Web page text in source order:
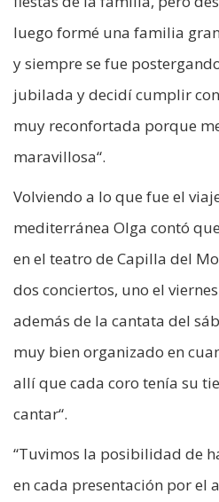
luego formé una familia
y siempre se fue
jubilada y decidí cumplir con
muy reconfortada porque
maravillosa“.
Volviendo a lo que fue el
mediterránea Olga contó
en el teatro de Capilla del
dos conciertos, uno el
además de la cantata del
muy bien organizado en
allí que cada coro tenía su
cantar“.
“Tuvimos la posibilidad de
en cada presentación por el